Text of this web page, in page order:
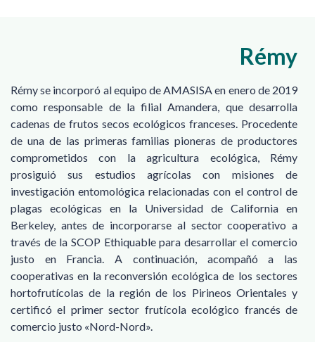
Rémy
Rémy se incorporó al equipo de AMASISA en enero de 2019
como responsable de la filial Amandera, que desarrolla
cadenas de frutos secos ecológicos franceses. Procedente
de una de las primeras familias pioneras de productores
comprometidos con la agricultura ecológica, Rémy
prosiguió sus estudios agrícolas con misiones de
investigación entomológica relacionadas con el control de
plagas ecológicas en la Universidad de California en
Berkeley, antes de incorporarse al sector cooperativo a
través de la SCOP Ethiquable para desarrollar el comercio
justo en Francia. A continuación, acompañó a las
cooperativas en la reconversión ecológica de los sectores
hortofrutícolas de la región de los Pirineos Orientales y
certificó el primer sector frutícola ecológico francés de
comercio justo «Nord-Nord».